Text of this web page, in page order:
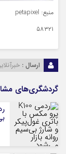
منبع: petapixel
۵۸۳۲۱
ارسال :
گردشگری‌های